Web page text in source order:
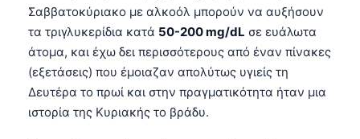
Σαββατοκύριακο με αλκοόλ μπορούν να αυξήσουν
τα τριγλυκερίδια κατά 50-200 mg/dL σε ευάλωτα
άτομα, και έχω δει περισσότερους από έναν πίνακες
(εξετάσεις) που έμοιαζαν απολύτως υγιείς τη
Δευτέρα το πρωί και στην πραγματικότητα ήταν μια
ιστορία της Κυριακής το βράδυ.
తెలుగు
தமிழ்
ગુજરાતી
ಕನ್ನಡ